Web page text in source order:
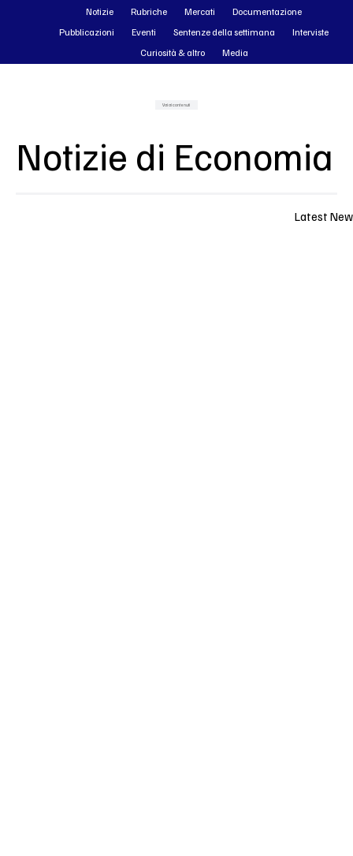
Notizie Rubriche Mercati
Documentazione
Pubblicazioni
Eventi Sentenze della settimana
Interviste
Curiosità & altro
Media
Vai ai contenuti
Notizie di Economia
Latest